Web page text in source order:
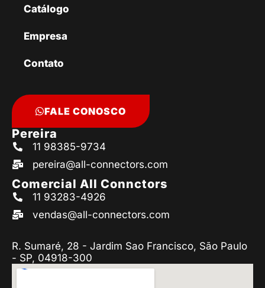
Catálogo
Empresa
Contato
FALE CONOSCO
Pereira
11 98385-9734
pereira@all-connectors.com
Comercial All Connctors
11 93283-4926
vendas@all-connectors.com
R. Sumaré, 28 - Jardim Sao Francisco, São Paulo
- SP, 04918-300